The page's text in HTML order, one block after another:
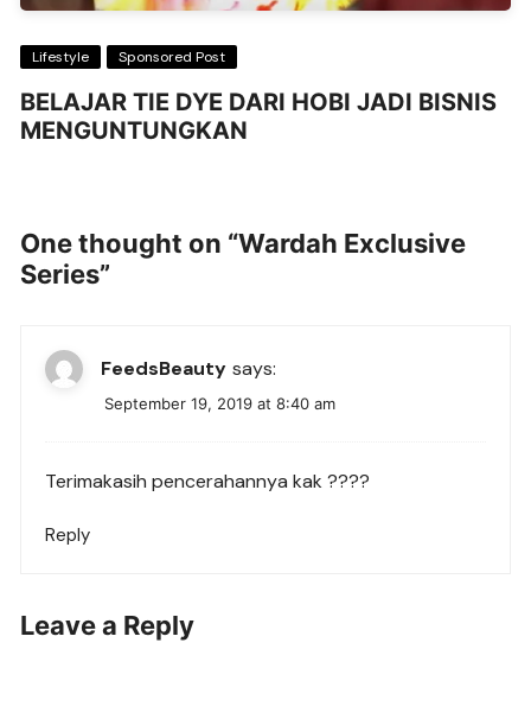
Lifestyle Sponsored Post
BELAJAR TIE DYE DARI HOBI JADI BISNIS
MENGUNTUNGKAN
One thought on “Wardah Exclusive
Series”
FeedsBeauty says:
September 19, 2019 at 8:40 am
Terimakasih pencerahannya kak ????
Reply
Leave a Reply